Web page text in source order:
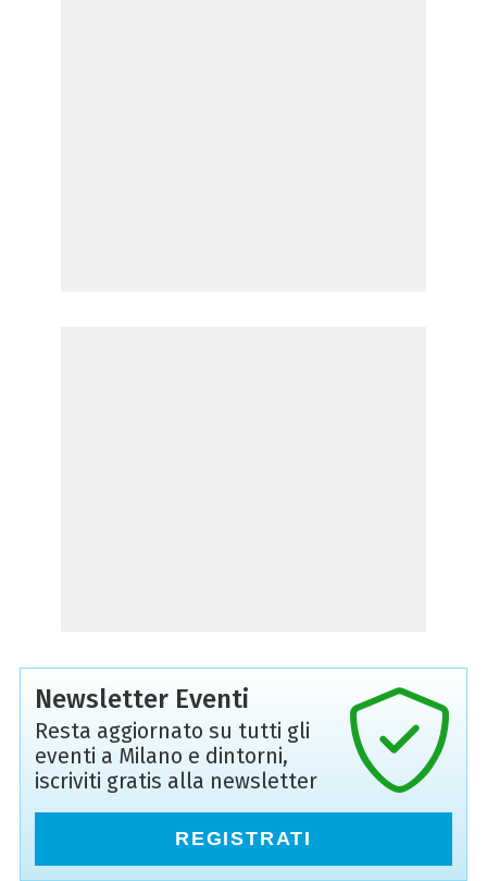
Newsletter Eventi
Resta aggiornato su tutti gli
eventi a Milano e dintorni,
iscriviti gratis alla newsletter
REGISTRATI